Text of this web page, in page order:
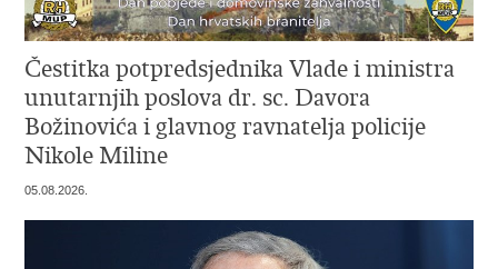
Čestitka potpredsjednika Vlade i ministra
unutarnjih poslova dr. sc. Davora
Božinovića i glavnog ravnatelja policije
Nikole Miline
05.08.2026.